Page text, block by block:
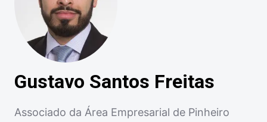
Gustavo Santos Freitas
Associado da Área Empresarial de Pinheiro